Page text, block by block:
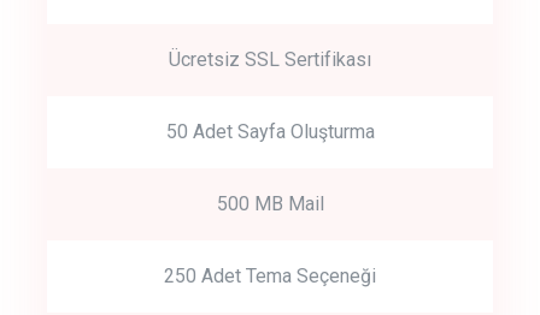
Start by trying our service for 30 days free trial no credit card
Ücretsiz SSL Sertifikası
50 Adet Sayfa Oluşturma
500 MB Mail
250 Adet Tema Seçeneği